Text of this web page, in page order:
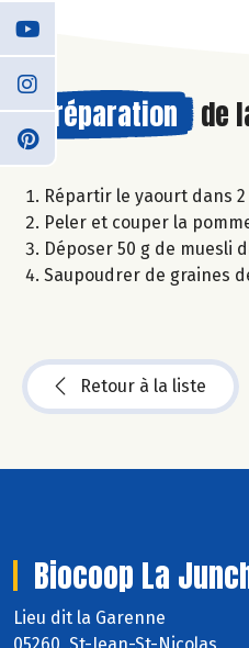
Préparation de
Répartir le yaourt dans
Peler et couper la
Déposer 50 g de muesli
Saupoudrer de graines
Retour à la liste
Biocoop La
Lieu dit la Garenne
05260 St-Jean-St-Nicolas